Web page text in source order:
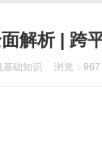
解析 | 跨
基础知识 浏览：967